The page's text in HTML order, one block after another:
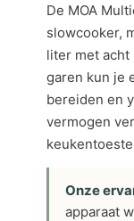
De MOA
slowcooker,
liter met acht
garen kun je
bereiden en
vermogen
Onze
apparaat